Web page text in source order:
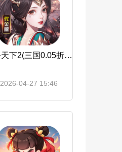
号令天下2(三国0.05折买断版)
2026-04-27 15:46